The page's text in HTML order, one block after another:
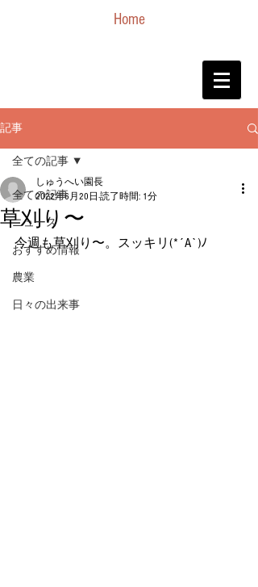
Home
記事
全ての記事
ニュース
おすすめ情報
農業
日々の出来事
全ての記事
草刈り〜
しゅうへい園長
2022年6月20日 読了時間: 1分
今週も草刈り〜。スッキリ(*´A`)ﾉ